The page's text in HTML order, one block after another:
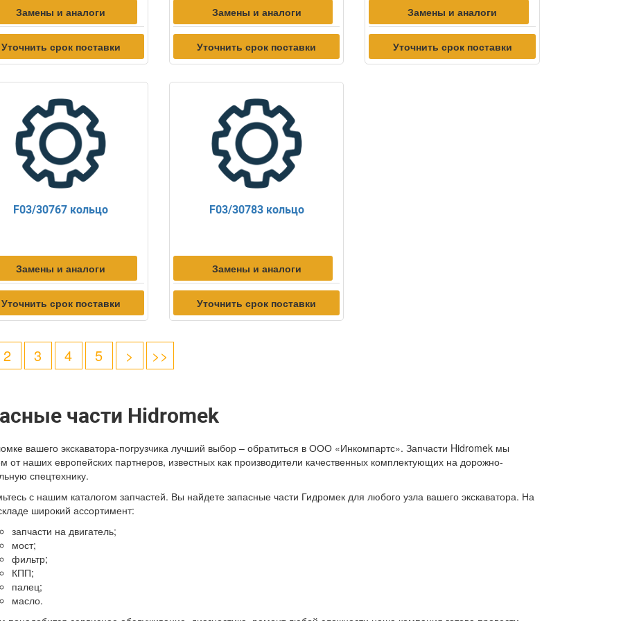
Замены и аналоги
Уточнить срок поставки
Замены и аналоги
Уточнить срок поставки
Замены и аналоги
Уточнить срок поставки
F03/30767 кольцо
Замены и аналоги
Уточнить срок поставки
F03/30783 кольцо
Замены и аналоги
Уточнить срок поставки
2 3 4 5 > >>
части Hidromek
вашего экскаватора-погрузчика лучший выбор – обратиться в ООО «Инкомпартс». Запчасти Hidromek мы
от наших европейских партнеров, известных как производители качественных комплектующих на дорожно-
спецтехнику.
с нашим каталогом запчастей. Вы найдете запасные части Гидромек для любого узла вашего экскаватора. На
широкий ассортимент:
запчасти на двигатель;
мост;
фильтр;
КПП;
палец;
масло.